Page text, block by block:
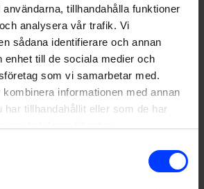
tillhandahålla funktioner
analysera vår trafik. Vi
sådana identifierare och annan
enhet till de sociala medier och
som vi samarbetar med.
informationen med annan
har tillhandahållit eller som de har